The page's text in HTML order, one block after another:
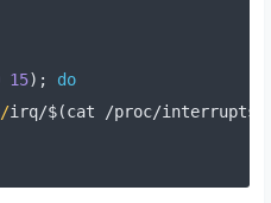
15);
do
irq/$(cat /proc/interrupts